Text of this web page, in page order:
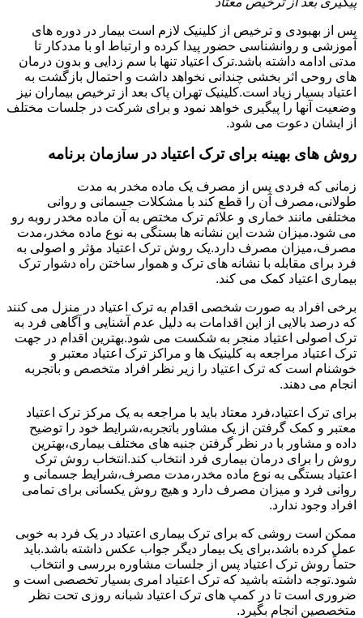
پس از بهبودی و ترخیص از کلینیک لازم است بیمار در دوره های
آموزشی و روانشناسی حضور پیدا کرده و ارتباط او با مددکار تا
مدتی ادامه داشته باشد.ترک اعتیاد تنها با سم زدایی و بدون درمان
های روحی اثر بخشی چندانی نخواهد داشت و احتمال بازگشت به
اعتیاد بسیار زیاد است.کلینیک تهران پاک بعد از ترخیص بیماران نیز
وضعیت آنها را پیگیری خواهد نمود و برای شرکت در جلسات مختلف
از ایشان دعوت می شود.
روش های بهینه برای ترک اعتیاد در سازمان برنامه
زمانی که فردی پس از مصرف یک ماده مخدر به مدت
طولانی،مصرف آن را قطع کند با مشکلات جسمانی و روانی
مختلفی مانند خماری و علائم ترک مختص به آن ماده مخدر روبه رو
می شود.میزان شدت این نشانه ها بستگی به نوع ماده مخدر،مدت
مصرف،میزان مصرف دارد.یک روش ترک اعتیاد مؤثر و اصولی به
فرد برای مقابله با نشانه های ترک و هموار ساختن راه دشوار ترک
بیماری اعتیاد کمک می کند.
برخی افراد به صورت شخصی اقدام به ترک اعتیاد در منزل می کنند
که درصد بالایی از این اقدامات به دلیل عدم آشنایی و آگاهی فرد به
ترک اصولی اعتیاد منجر به شکست می شود.بهترین اقدام در جهت
ترک اعتیاد مراجعه به کلینیک ها و مراکز ترک اعتیاد معتبر و
خوشنام است که ترک اعتیاد را زیر نظر افراد متخصص و باتجربه
انجام می دهند.
برای ترک اعتیاد،فرد معتاد باید با مراجعه به یک مرکز ترک اعتیاد
معتبر و کمک گرفتن از یک مشاور باتجربه،شرایط خود را توضیح
داده و مشاور با در نظر گرفتن جنبه های مختلف بیماری،بهترین
روش را برای درمان بیماری فرد انتخاب کند.انتخاب روش ترک
اعتیاد بستگی به نوع ماده مخدر،مدت مصرف،شرایط جسمانی و
روانی فرد و میزان مصرف دارد و هیچ روش یکسانی برای تمامی
افراد وجود ندارد.
ممکن است روشی که برای ترک بیماری اعتیاد در یک فرد به خوبی
عمل کرده باشد،برای یک بیمار دیگر جواب عکس داشته باشد.باید
حتماً روش ترک اعتیاد پس از جلسات مشاوره بررسی و انتخاب
شود.توجه داشته باشید که ترک اعتیاد امری بسیار تخصصی است و
ضروری است تا در کمپ های ترک اعتیاد شبانه روزی تحت نظر
متخصصین انجام بگیرد.